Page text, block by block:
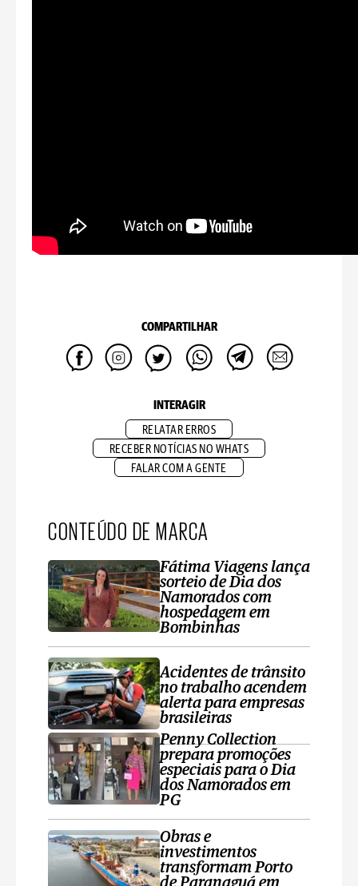
COMPARTILHAR
INTERAGIR
RELATAR ERROS
RECEBER NOTÍCIAS NO WHATS
FALAR COM A GENTE
CONTEÚDO DE MARCA
Fátima Viagens lança
sorteio de Dia dos
Namorados com
hospedagem em
Bombinhas
Acidentes de trânsito
no trabalho acendem
alerta para empresas
brasileiras
Penny Collection
prepara promoções
especiais para o Dia
dos Namorados em
PG
Obras e
investimentos
transformam Porto